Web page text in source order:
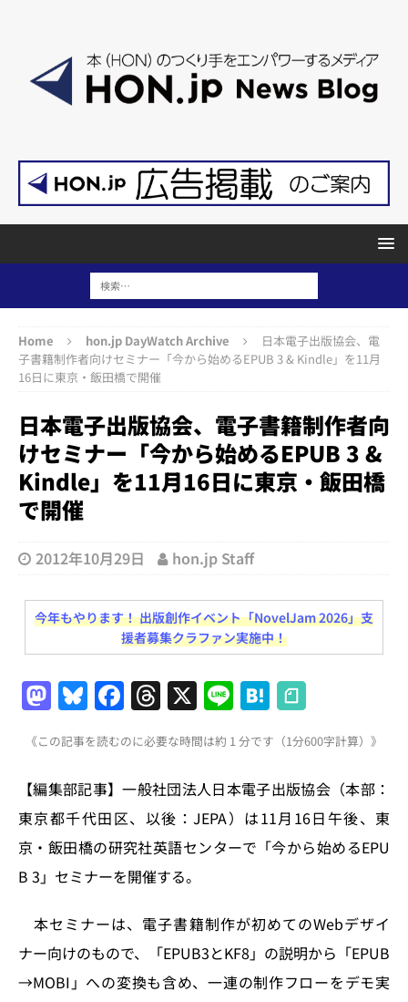
Home hon.jp DayWatch Archive
日本電子出版協会、電
子書籍制作者向けセミナー「今から始めるEPUB 3 & Kindle」を11月
16日に東京・飯田橋で開催
日本電子出版協会、電子書籍制作者向
けセミナー「今から始めるEPUB 3 &
Kindle」を11月16日に東京・飯田橋
で開催
2012年10月29日 hon.jp Staff
今年もやります！ 出版創作イベント「NovelJam 2026」支
援者募集クラファン実施中！
M
a
st
o
d
o
n
Bl
u
e
s
k
y
F
a
c
e
b
o
o
T
h
re
a
d
s
X Li
n
e
H
at
e
n
a
《この記事を読むのに必要な時間は約 1 分です（1分600字計算）》
【編集部記事】一般社団法人日本電子出版協会（本部：
東京都千代田区、以後：JEPA）は11月16日午後、東
京・飯田橋の研究社英語センターで「今から始めるEPU
B 3」セミナーを開催する。
本セミナーは、電子書籍制作が初めてのWebデザイ
ナー向けのもので、「EPUB3とKF8」の説明から「EPUB
→MOBI」への変換も含め、一連の制作フローをデモ実